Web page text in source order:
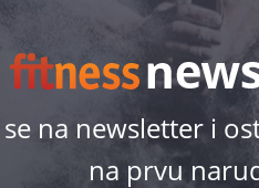
na newsletter i
na prvu